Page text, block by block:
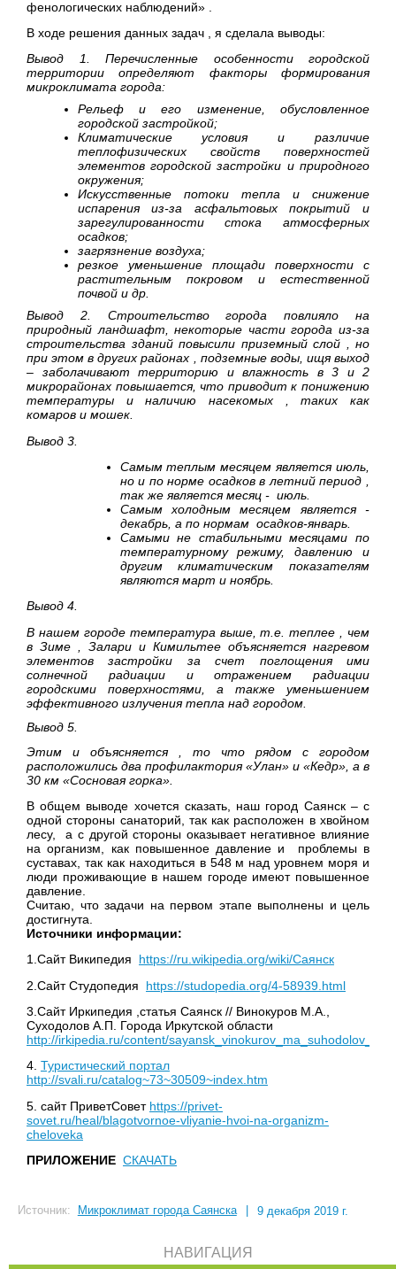
фенологических наблюдений» .
В ходе решения данных задач , я сделала выводы:
Вывод 1. Перечисленные особенности городской
территории определяют факторы формирования
микроклимата города:
Рельеф и его изменение, обусловленное
городской застройкой;
Климатические условия и различие
теплофизических свойств поверхностей
элементов городской застройки и природного
окружения;
Искусственные потоки тепла и снижение
испарения из-за асфальтовых покрытий и
зарегулированности стока атмосферных
осадков;
загрязнение воздуха;
резкое уменьшение площади поверхности с
растительным покровом и естественной
почвой и др.
Вывод 2. Строительство города повлияло на
природный ландшафт, некоторые части города из-за
строительства зданий повысили приземный слой , но
при этом в других районах , подземные воды, ищя выход
– заболачивают территорию и влажность в 3 и 2
микрорайонах повышается, что приводит к понижению
температуры и наличию насекомых , таких как
комаров и мошек.
Вывод 3.
Самым теплым месяцем является июль,
но и по норме осадков в летний период ,
так же является месяц - июль.
Самым холодным месяцем является -
декабрь, а по нормам осадков-январь.
Самыми не стабильными месяцами по
температурному режиму, давлению и
другим климатическим показателям
являются март и ноябрь.
Вывод 4.
В нашем городе температура выше, т.е. теплее , чем
в Зиме , Залари и Кимильтее объясняется нагревом
элементов застройки за счет поглощения ими
солнечной радиации и отражением радиации
городскими поверхностями, а также уменьшением
эффективного излучения тепла над городом.
Вывод 5.
Этим и объясняется , то что рядом с городом
расположились два профилактория «Улан» и «Кедр», а в
30 км «Сосновая горка».
В общем выводе хочется сказать, наш город Саянск – с
одной стороны санаторий, так как расположен в хвойном
лесу, а с другой стороны оказывает негативное влияние
на организм, как повышенное давление и проблемы в
суставах, так как находиться в 548 м над уровнем моря и
люди проживающие в нашем городе имеют повышенное
давление.
Считаю, что задачи на первом этапе выполнены и цель
достигнута.
Источники информации:
1.Сайт Википедия https://ru.wikipedia.org/wiki/Саянск
2.Сайт Студопедия https://studopedia.org/4-58939.html
3.Сайт Иркипедия ,статья Саянск // Винокуров М.А.,
Суходолов А.П. Города Иркутской области
http://irkipedia.ru/content/
4. Туристический портал
http://svali.ru/catalog~73~30509~index.htm
5. сайт ПриветСовет https://privet-
sovet.ru/heal/blagotvornoe-vliyanie-hvoi-na-organizm-
cheloveka
ПРИЛОЖЕНИЕ СКАЧАТЬ
Источник: Микроклимат города Саянска 9 декабря 2019 г.
НАВИГАЦИЯ